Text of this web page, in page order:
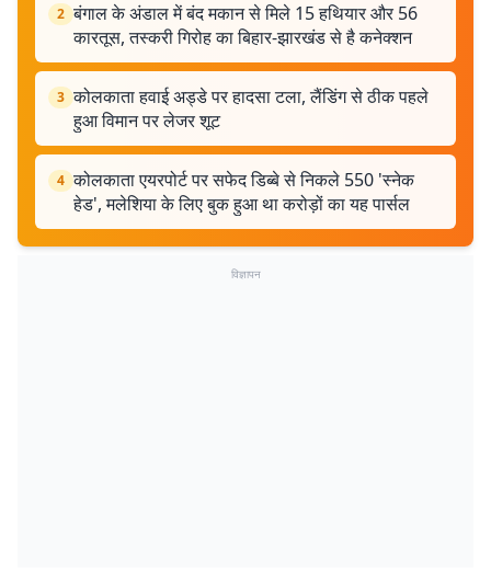
2 बंगाल के अंडाल में बंद मकान से मिले 15 हथियार और 56
कारतूस, तस्करी गिरोह का बिहार-झारखंड से है कनेक्शन
3 कोलकाता हवाई अड्डे पर हादसा टला, लैंडिंग से ठीक पहले
हुआ विमान पर लेजर शूट
4 कोलकाता एयरपोर्ट पर सफेद डिब्बे से निकले 550 'स्नेक
हेड', मलेशिया के लिए बुक हुआ था करोड़ों का यह पार्सल
विज्ञापन